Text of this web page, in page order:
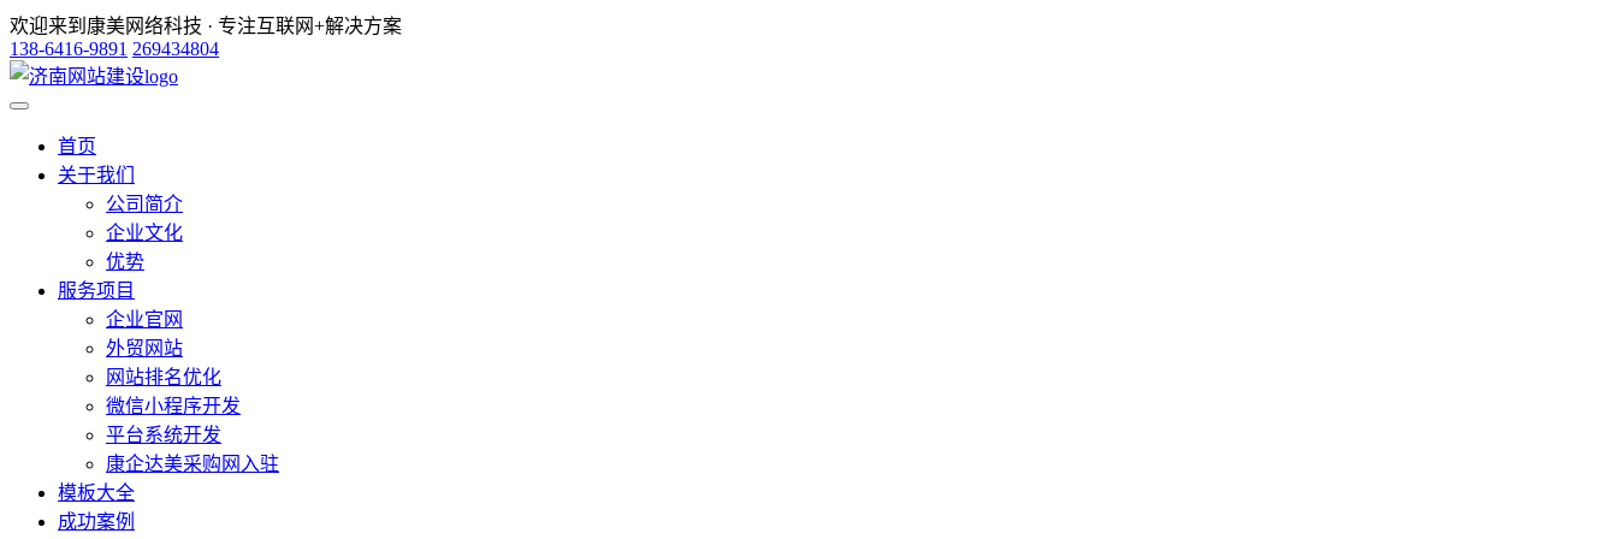
欢迎来到康美网络科技 · 专注互联网+解决方案
138-6416-9891 269434804
首页
关于我们
公司简介
企业文化
优势
服务项目
企业官网
外贸网站
网站排名优化
微信小程序开发
平台系统开发
康企达美采购网入驻
模板大全
成功案例